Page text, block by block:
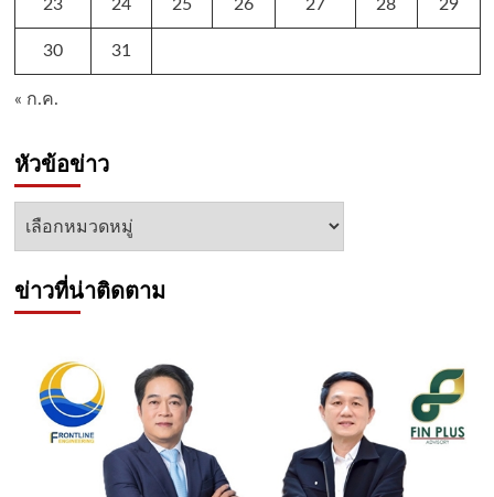
23 24 25 26 27 28 29
30 31
« ก.ค.
หัวข้อข่าว
หัวข้อ
ข่าวที่น่าติดตาม